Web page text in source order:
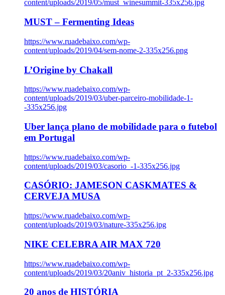
content/uploads/2019/05/must_winesummit-335x256.jpg
MUST – Fermenting Ideas
https://www.ruadebaixo.com/wp-
content/uploads/2019/04/sem-nome-2-335x256.png
L’Origine by Chakall
https://www.ruadebaixo.com/wp-
content/uploads/2019/03/uber-parceiro-mobilidade-1-
-335x256.jpg
Uber lança plano de mobilidade para o futebol
em Portugal
https://www.ruadebaixo.com/wp-
content/uploads/2019/03/casorio_-1-335x256.jpg
CASÓRIO: JAMESON CASKMATES &
CERVEJA MUSA
https://www.ruadebaixo.com/wp-
content/uploads/2019/03/nature-335x256.jpg
NIKE CELEBRA AIR MAX 720
https://www.ruadebaixo.com/wp-
content/uploads/2019/03/20aniv_historia_pt_2-335x256.jpg
20 anos de HISTÓRIA